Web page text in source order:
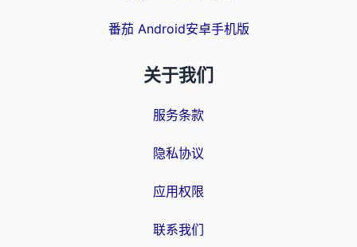
番茄 Android安卓手机版
关于我们
服务条款
隐私协议
应用权限
联系我们